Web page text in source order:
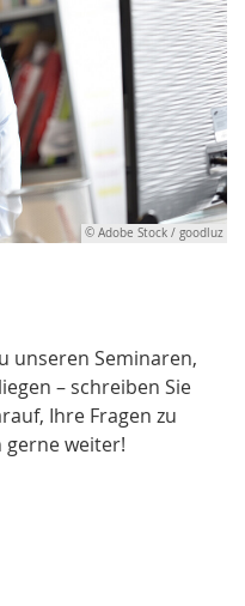
© Adobe Stock / goodluz
unseren Seminaren,
– schreiben Sie
Ihre Fragen zu
weiter!